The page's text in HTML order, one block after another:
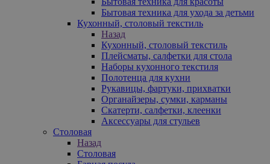
Бытовая техника для ухода за детьми
Кухонный, столовый текстиль
Назад
Кухонный, столовый текстиль
Плейсматы, салфетки для стола
Наборы кухонного текстиля
Полотенца для кухни
Рукавицы, фартуки, прихватки
Органайзеры, сумки, карманы
Скатерти, салфетки, клеенки
Аксессуары для стульев
Столовая
Назад
Столовая